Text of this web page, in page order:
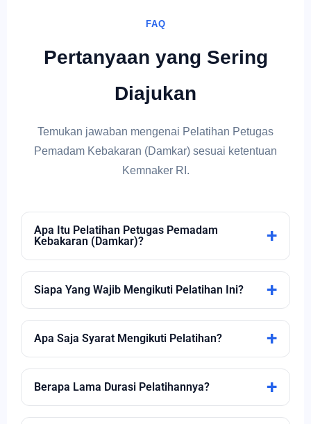
FAQ
Pertanyaan yang Sering
Diajukan
Temukan jawaban mengenai Pelatihan Petugas
Pemadam Kebakaran (Damkar) sesuai ketentuan
Kemnaker RI.
Apa Itu Pelatihan Petugas Pemadam
Kebakaran (Damkar)?
+
Pelatihan ini merupakan program sertifikasi
Kemnaker RI yang bertujuan membekali peserta
dengan kemampuan mencegah, menanggulangi, dan
Siapa Yang Wajib Mengikuti Pelatihan Ini? +
Semua karyawan dari berbagai jenjang di perusahaan
yang memiliki potensi bahaya kebakaran diwajibkan
memiliki Petugas Pemadam Kebakaran sesuai
Apa Saja Syarat Mengikuti Pelatihan? +
Persyaratan umumnya meliputi fotokopi KTP, pas
foto, ijazah terakhir, surat keterangan kerja, dan surat
pernyataan/fakta integritas
Berapa Lama Durasi Pelatihannya? +
Durasi pelatihan selama 3 hari mengikuti kurikulum